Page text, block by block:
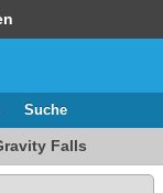
Suche
Falls